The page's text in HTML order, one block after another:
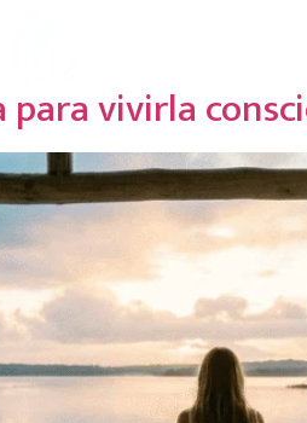
para vivirla